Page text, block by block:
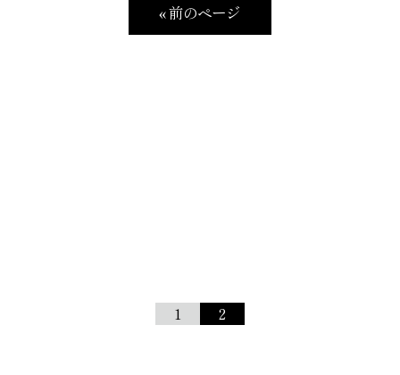
« 前のページ
1 2